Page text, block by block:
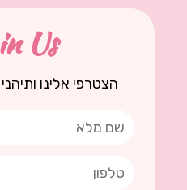
Us
הצטרפי אלינו